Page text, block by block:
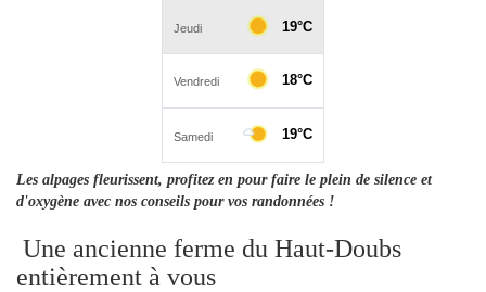
Les alpages fleurissent, profitez en pour faire le plein de silence et
d'oxygène avec nos conseils pour vos randonnées !
Une ancienne ferme du Haut‑Doubs
entièrement à vous